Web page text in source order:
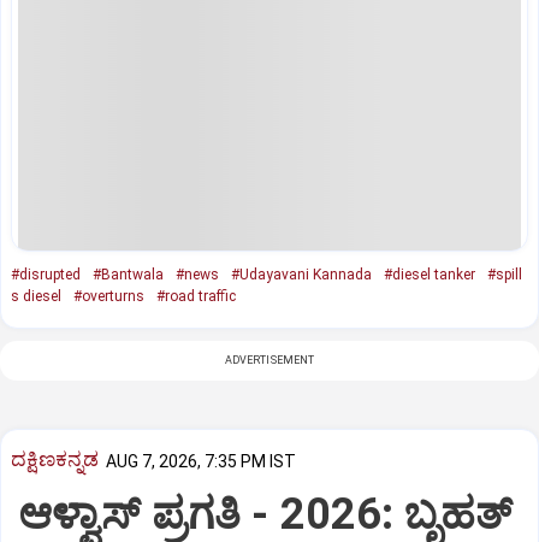
#disrupted #Bantwala #news #Udayavani Kannada #diesel tanker
#spill
s diesel
#overturns #road traffic
ADVERTISEMENT
ದಕ್ಷಿಣಕನ್ನಡ AUG 7, 2026, 7:35 PM IST
ಆಳ್ವಾಸ್‌ ಪ್ರಗತಿ - 2026: ಬೃಹತ್